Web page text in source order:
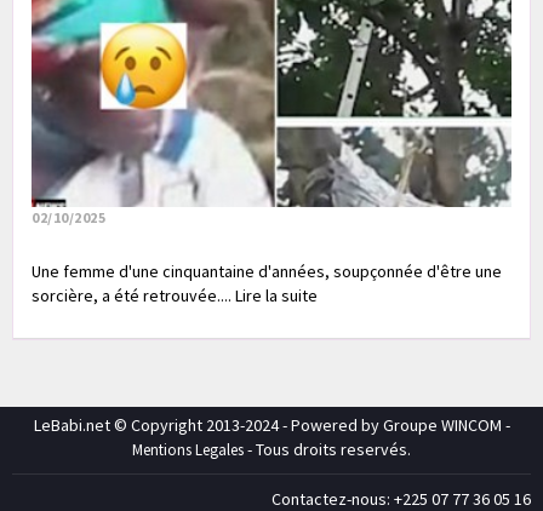
02/10/2025
Une femme d'une cinquantaine d'années, soupçonnée d'être une
sorcière, a été retrouvée.... Lire la suite
LeBabi.net © Copyright 2013-2024 - Powered by Groupe WINCOM -
Mentions Legales- Tous droits reservés.
Contactez-nous: +225 07 77 36 05 16